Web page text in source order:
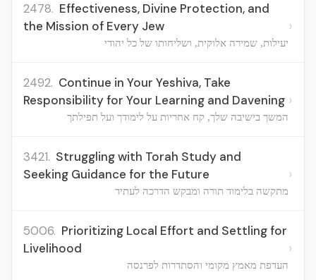
2478. Effectiveness, Divine Protection, and
the Mission of Every Jew
יעילות, שמירה אלוקית, ושליחותו של כל יהודי
›
2492. Continue in Your Yeshiva, Take
Responsibility for Your Learning and Davening
המשך בישיבה שלך, קח אחריות על לימודך ועל תפילתך
›
3421. Struggling with Torah Study and
Seeking Guidance for the Future
מתקשה בלימוד תורה ומבקש הדרכה לעתיד
›
5006. Prioritizing Local Effort and Settling for
Livelihood
העדפת מאמץ מקומי והסתדרות לפרנסה
›